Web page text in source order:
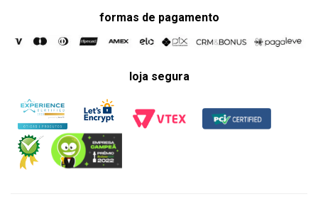
formas de pagamento
loja segura